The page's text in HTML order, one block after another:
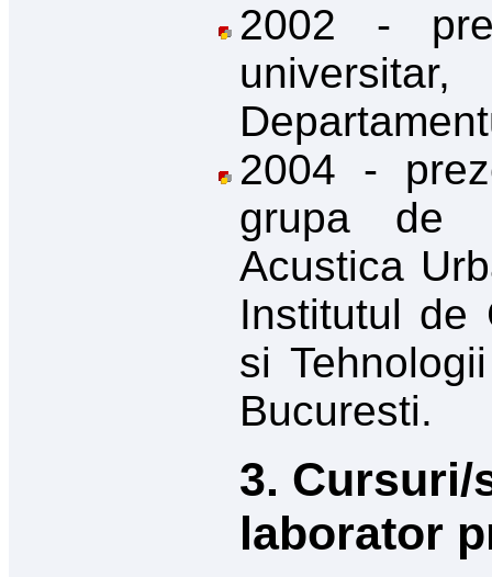
2002 -
2004 -
grupa de
Acustica
Institutul de
si
Bucuresti.
3.
laborator